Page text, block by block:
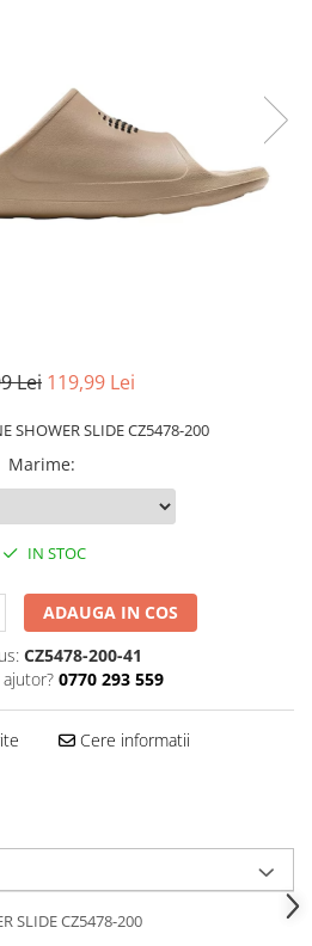
Lei 119,99 Lei
SHOWER SLIDE CZ5478-200
Marime:
IN STOC
ADAUGA IN COS
CZ5478-200-41
0770 293 559
Cere informatii
SLIDE CZ5478-200